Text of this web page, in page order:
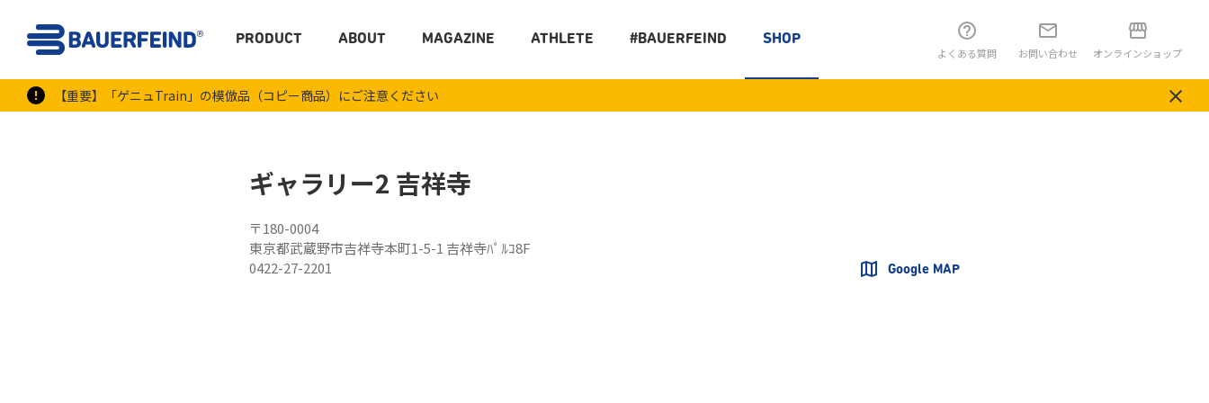
【重要】「ゲニュTrain」の模倣品（コピー商品）にご注意ください
PRODUCT ABOUT MAGAZINE ATHLETE #BAUERFEIND SHOP
よくある質問 お問い合わせ オンラインショップ
ギャラリー2 吉祥寺
〒180-0004
東京都武蔵野市吉祥寺本町1-5-1 吉祥寺ﾊﾟﾙｺ8F
0422-27-2201
Google MAP